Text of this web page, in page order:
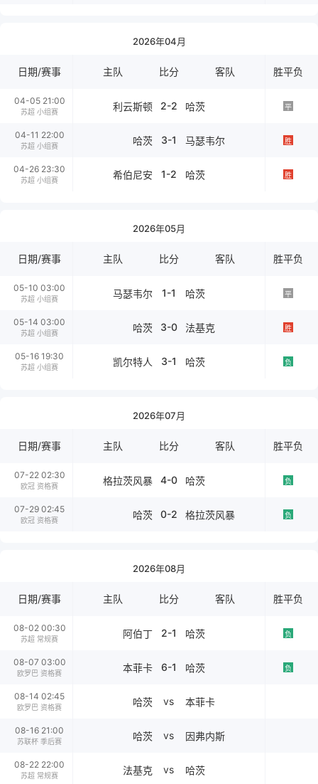
2026年04月
日期/赛事 主队 比分 客队 胜平负
04-05 21:00
苏超 小组赛 利云斯顿 2-2 哈茨 平
04-11 22:00
苏超 小组赛 哈茨 3-1 马瑟韦尔 胜
04-26 23:30
苏超 小组赛 希伯尼安 1-2 哈茨 胜
2026年05月
日期/赛事 主队 比分 客队 胜平负
05-10 03:00
苏超 小组赛 马瑟韦尔 1-1 哈茨 平
05-14 03:00
苏超 小组赛 哈茨 3-0 法基克 胜
05-16 19:30
苏超 小组赛 凯尔特人 3-1 哈茨 负
2026年07月
日期/赛事 主队 比分 客队 胜平负
07-22 02:30
欧冠 资格赛 格拉茨风暴 4-0 哈茨 负
07-29 02:45
欧冠 资格赛 哈茨 0-2 格拉茨风暴 负
2026年08月
日期/赛事 主队 比分 客队 胜平负
08-02 00:30
苏超 常规赛 阿伯丁 2-1 哈茨 负
08-07 03:00
欧罗巴 资格赛 本菲卡 6-1 哈茨 负
08-14 02:45
欧罗巴 资格赛 哈茨 vs 本菲卡
08-16 21:00
苏联杯 季后赛 哈茨 vs 因弗内斯
08-22 22:00
苏超 常规赛 法基克 vs 哈茨